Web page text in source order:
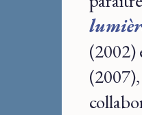
(2002)
(2007),